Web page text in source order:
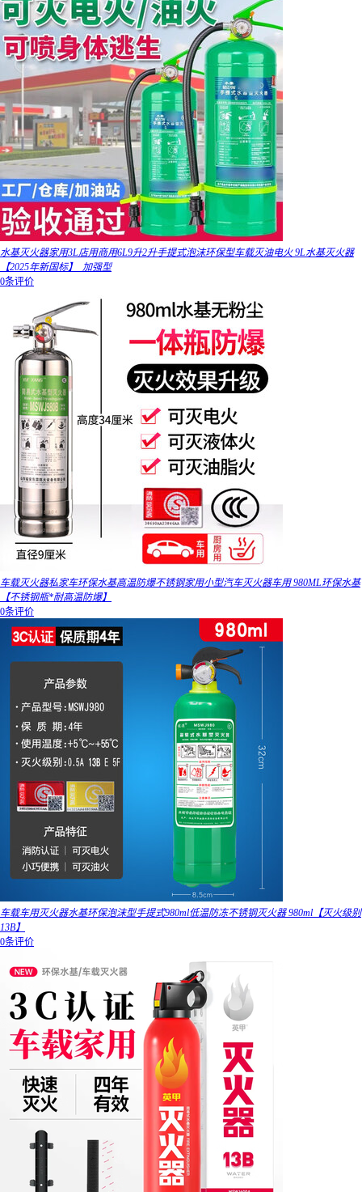
水基灭火器家用3L店用商用6L9升2升手提式泡沫环保型车载灭油电火 9L水基灭火器
【2025年新国标】_加强型
0条评价
车载灭火器私家车环保水基高温防爆不锈钢家用小型汽车灭火器车用 980ML环保水基
【不锈钢瓶*耐高温防爆】
0条评价
车载车用灭火器水基环保泡沫型手提式980ml低温防冻不锈钢灭火器 980ml【灭火级别
13B】
0条评价